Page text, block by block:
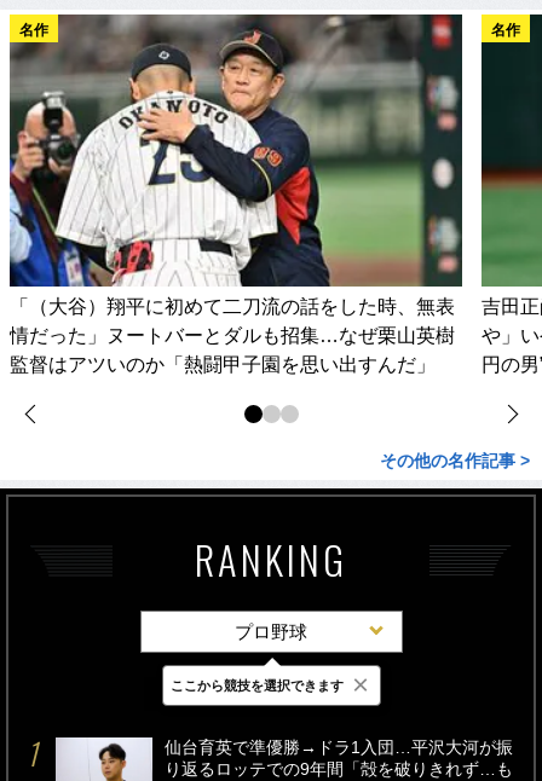
名作
「（大谷）翔平に初めて二刀流の話をした時、無表
情だった」ヌートバーとダルも招集…なぜ栗山英樹
監督はアツいのか「熱闘甲子園を思い出すんだ」
名作
吉田
や」
円の
その他の名作記事 >
RANKING
プロ野球
最新 24時間 週間
仙台育英で準優勝→ドラ1入団…平沢大河が振
り返るロッテでの9年間「殻を破りきれず…も
ここから競技を選択できます ×